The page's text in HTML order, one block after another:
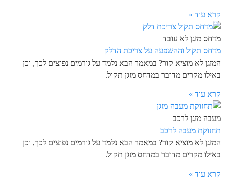
קרא עוד »
מדחס מזגן לא עובד
מדחס תקול וההשפעה על צריכת הדלק
המזגן לא מוציא קור? במאמר הבא נלמד על גורמים נפוצים לכך, וכן
באילו מקרים מדובר במדחס מזגן תקול.
קרא עוד »
מעבה מזגן לרכב
תחזוקת מעבה לרכב
המזגן לא מוציא קור? במאמר הבא נלמד על גורמים נפוצים לכך, וכן
באילו מקרים מדובר במדחס מזגן תקול.
קרא עוד »